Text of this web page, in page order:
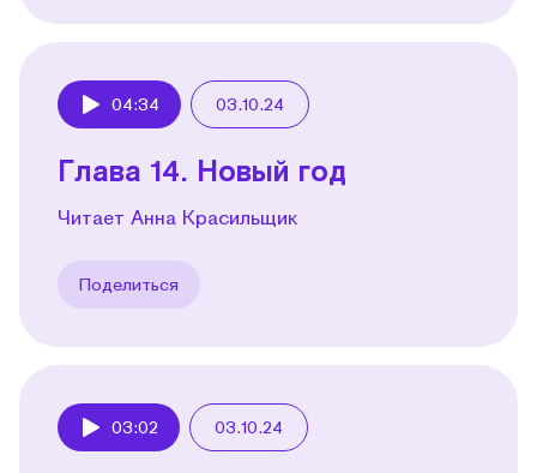
04:34 03.10.24
Глава 14. Новый год
Читает Анна Красильщик
Поделиться
03:02 03.10.24